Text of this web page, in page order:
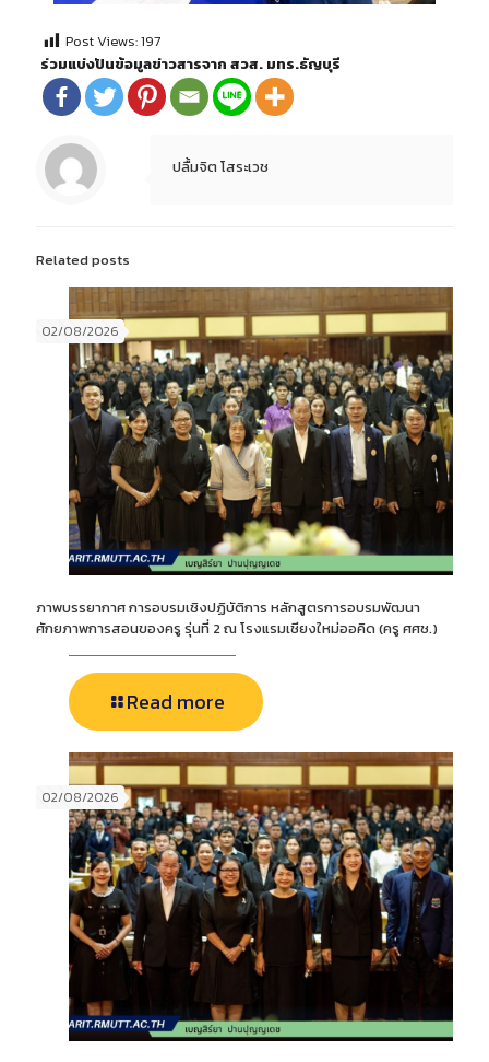
Post Views:197
ร่วมแบ่งปันข้อมูลข่าวสารจาก สวส. มทร.ธัญบุรี
ปลื้มจิต โสระเวช
Related posts
02/08/2026
ภาพบรรยากาศ การอบรมเชิงปฏิบัติการ หลักสูตรการอบรมพัฒนา
ศักยภาพการสอนของครู รุ่นที่ 2 ณ โรงแรมเชียงใหม่ออคิด (ครู ศศช.)
Read more
02/08/2026